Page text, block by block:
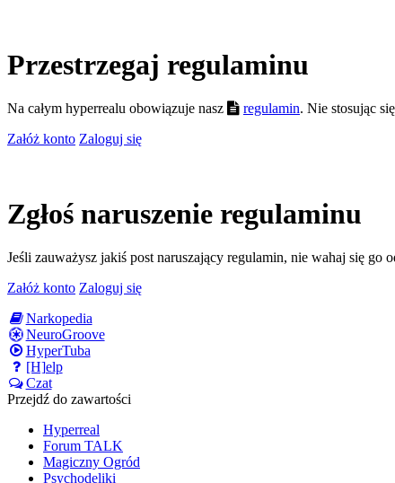
Przestrzegaj regulaminu
Na całym hyperrealu obowiązuje nasz regulamin. Nie stosując
Załóż konto Zaloguj się
Zgłoś naruszenie regulaminu
Jeśli zauważysz jakiś post naruszający regulamin, nie wahaj się
Załóż konto Zaloguj się
Narkopedia
NeuroGroove
HyperTuba
[H]elp
Czat
Przejdź do zawartości
Hyperreal
Forum TALK
Magiczny Ogród
Psychodeliki